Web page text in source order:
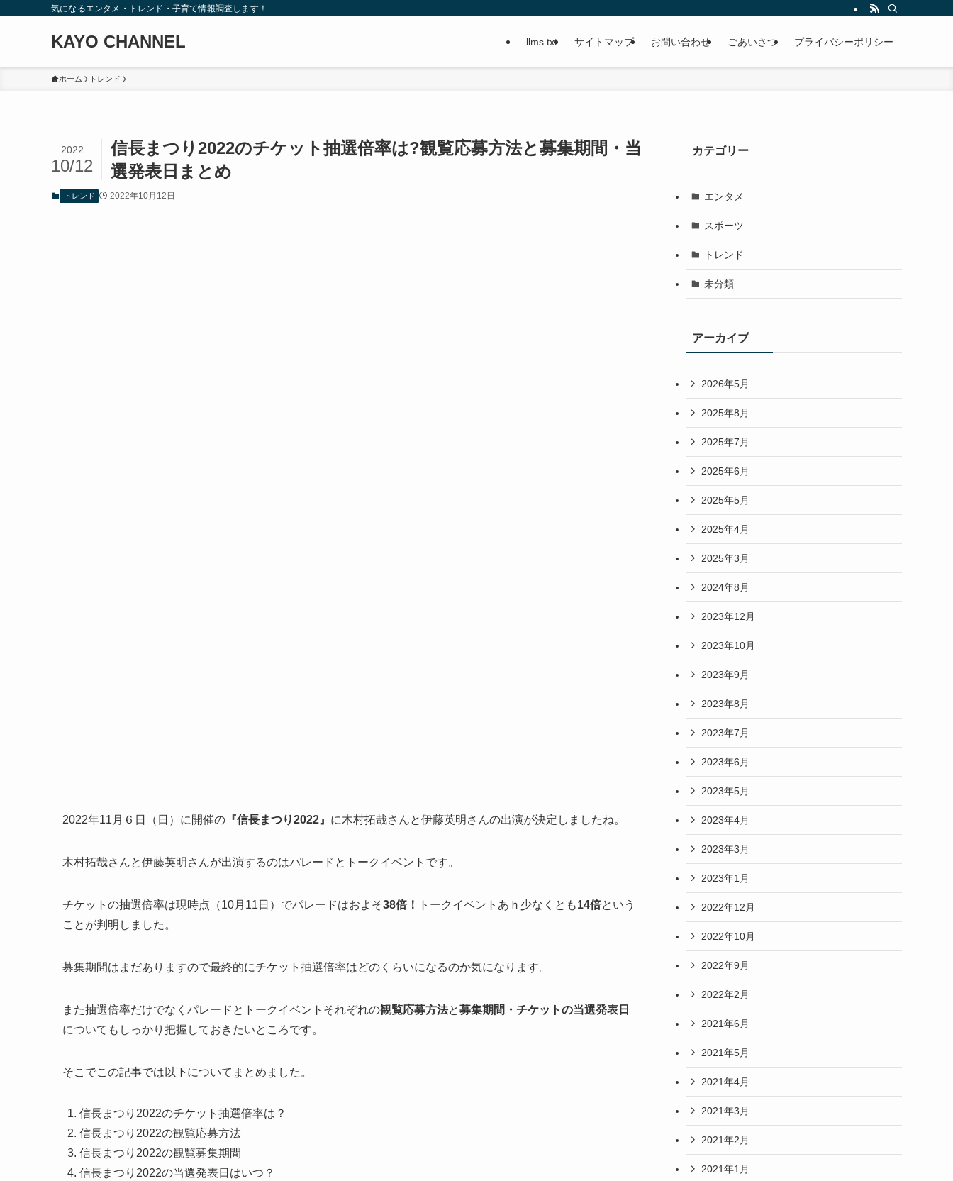
気になるエンタメ・トレンド・子育て情報調査します！
KAYO CHANNEL llms.txt サイトマップ お問い合わせ ごあいさつ プライバシーポリシー
ホーム トレンド
信長まつり2022のチケット抽選倍率は?観覧応募方法と募集期間・当
選発表日まとめ
2022
10/12
トレンド 2022年10月12日
2022年11月６日（日）に開催の 『信長まつり2022』 に木村拓哉さんと伊藤英明さんの出演が決定しましたね。
木村拓哉さんと伊藤英明さんが出演するのはパレードとトークイベントです。
チケットの抽選倍率は現時点（10月11日）でパレードはおよそ38倍！ トークイベントあｈ少なくとも14倍という
ことが判明しました。
募集期間はまだありますので最終的にチケット抽選倍率はどのくらいになるのか気になります。
また抽選倍率だけでなくパレードとトークイベントそれぞれの観覧応募方法と募集期間・チケットの当選発表日
についてもしっかり把握しておきたいところです。
そこでこの記事では以下についてまとめました。
信長まつり2022のチケット抽選倍率は？
信長まつり2022の観覧応募方法
信長まつり2022の観覧募集期間
信長まつり2022の当選発表日はいつ？
カテゴリー
エンタメ
スポーツ
トレンド
未分類
アーカイブ
2026年5月
2025年8月
2025年7月
2025年6月
2025年5月
2025年4月
2025年3月
2024年8月
2023年12月
2023年10月
2023年9月
2023年8月
2023年7月
2023年6月
2023年5月
2023年4月
2023年3月
2023年1月
2022年12月
2022年10月
2022年9月
2022年2月
2021年6月
2021年5月
2021年4月
2021年3月
2021年2月
2021年1月